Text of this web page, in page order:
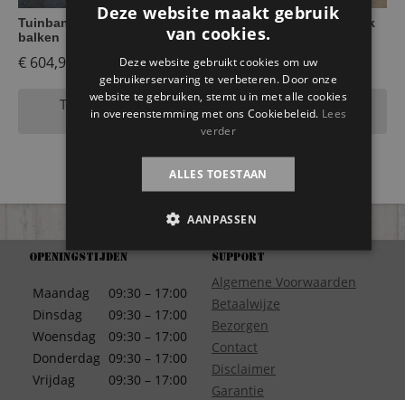
Tuinbank Ruud van Douglas
balken
€ 604,95
Toevoegen aan
winkelwagen
Steigerhouten fusion bank
Samantha
€769,95
Toevoegen aan
winkelwagen
Openingstijden
Maandag
Dinsdag
Woensdag
Donderdag
Vrijdag
09:30 – 17:00
09:30 – 17:00
09:30 – 17:00
09:30 – 17:00
09:30 – 17:00
Support
Algemene Voorwaarden
Betaalwijze
Bezorgen
Contact
Disclaimer
Garantie
Deze website maakt gebruik
van cookies.
Deze website gebruikt cookies om uw
gebruikerservaring te verbeteren. Door onze
website te gebruiken, stemt u in met alle cookies
in overeenstemming met ons Cookiebeleid. Lees
verder
ALLES TOESTAAN
AANPASSEN